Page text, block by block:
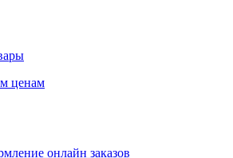
ценам
онлайн заказов